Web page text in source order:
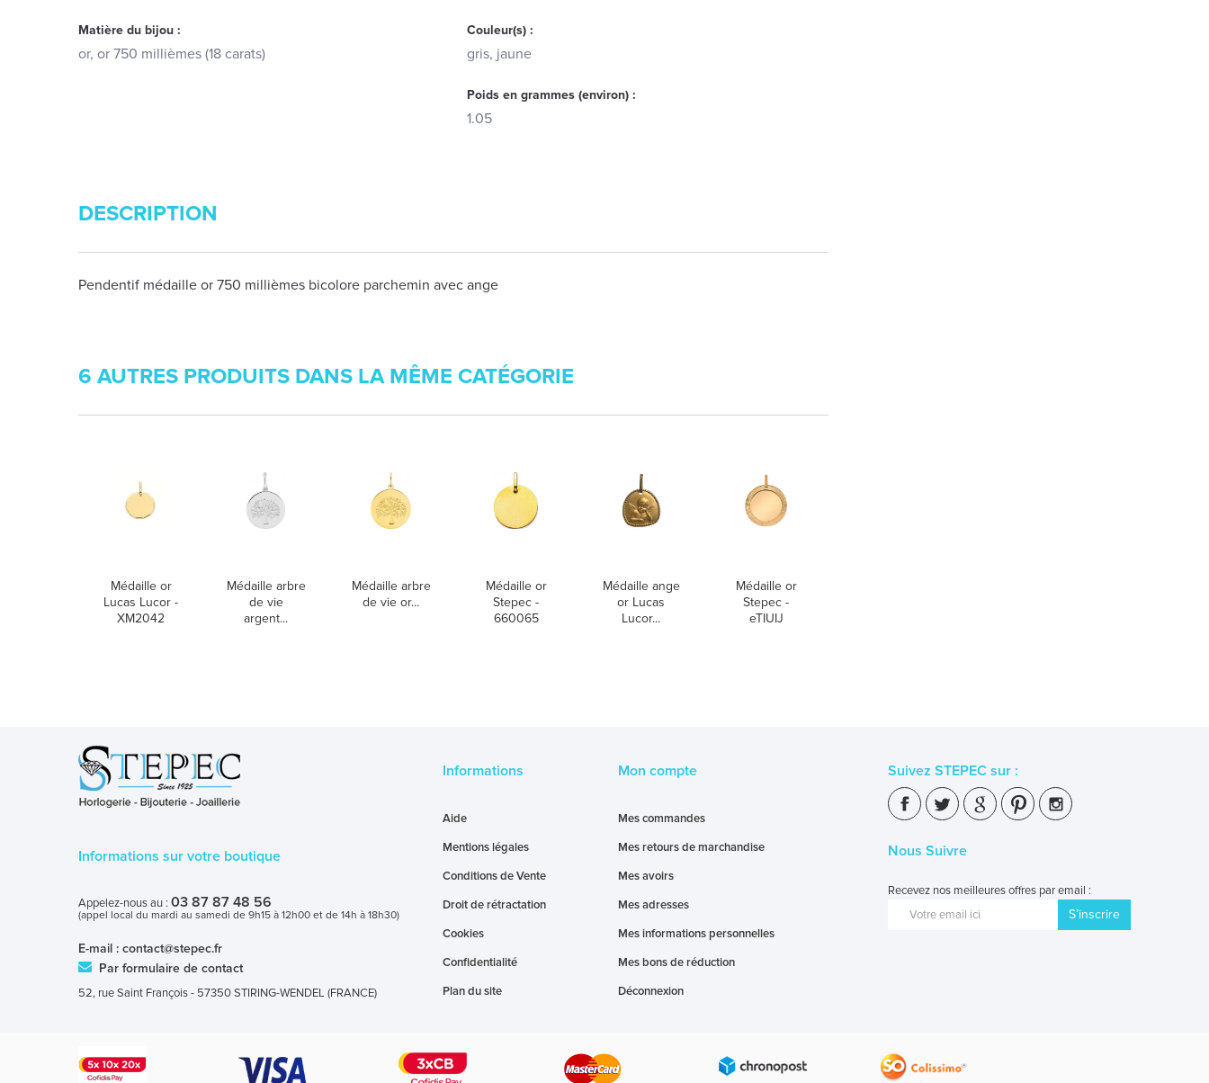
Matière du bijou :
or, or 750 millièmes (18 carats)
Couleur(s) :
gris, jaune
Poids en grammes (environ) :
1.05
DESCRIPTION
Pendentif médaille or 750 millièmes bicolore parchemin avec ange
6 AUTRES PRODUITS DANS LA MÊME CATÉGORIE
Médaille or
Lucas Lucor -
XM2042
Médaille arbre
de vie
argent...
Médaille arbre
de vie or...
Médaille or
Stepec -
660065
Médaille ange
or Lucas
Lucor...
Médaille or
Stepec -
eTIUIJ
Informations sur votre boutique
Appelez-nous au : 03 87 87 48 56
(appel local du mardi au samedi de 9h15 à 12h00 et de 14h à 18h30)
E-mail : contact@stepec.fr
Par formulaire de contact
52, rue Saint François - 57350 STIRING-WENDEL (FRANCE)
Informations
Aide
Mentions légales
Conditions de Vente
Droit de rétractation
Cookies
Confidentialité
Plan du site
Mon compte
Mes commandes
Mes retours de marchandise
Mes avoirs
Mes adresses
Mes informations personnelles
Mes bons de réduction
Déconnexion
Suivez STEPEC sur :
Nous Suivre
Recevez nos meilleures offres par email :
S’inscrire